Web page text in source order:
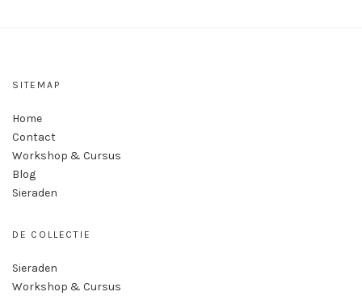
SITEMAP
Home
Contact
Workshop & Cursus
Blog
Sieraden
DE COLLECTIE
Sieraden
Workshop & Cursus